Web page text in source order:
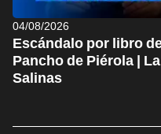
04/08/2026
Escándalo por libro
Pancho de Piérola |
Salinas